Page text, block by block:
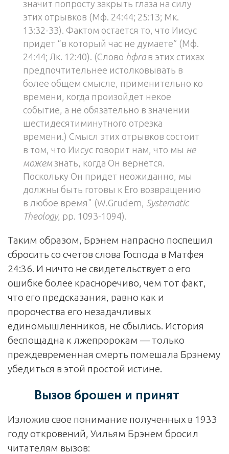
значит попросту закрыть глаза на силу
этих отрывков (Мф. 24:44; 25:13; Мк.
13:32-33). Фактом остается то, что Иисус
придет “в который час не думаете” (Мф.
24:44; Лк. 12:40). (Слово hфraв этих стихах
предпочтительнее истолковывать в
более общем смысле, применительно ко
времени, когда произойдет некое
событие, а не обязательно в значении
шестидесятиминутного отрезка
времени.) Смысл этих отрывков состоит
в том, что Иисус говорит нам, что мы не
можемзнать, когда Он вернется.
Поскольку Он придет неожиданно, мы
должны быть готовы к Его возвращению
в любое время" (W.Grudem,
Systematic
Theology, pp. 1093-1094).
Таким образом, Брэнем напрасно поспешил
сбросить со счетов слова Господа в Матфея
24:36. И ничто не свидетельствует о его
ошибке более красноречиво, чем тот факт,
что его предсказания, равно как и
пророчества его незадачливых
единомышленников, не сбылись. История
беспощадна к лжепророкам — только
преждевременная смерть помешала Брэнему
убедиться в этой простой истине.
Вызов брошен и принят
Изложив свое понимание полученных в 1933
году откровений, Уильям Брэнем бросил
читателям вызов: